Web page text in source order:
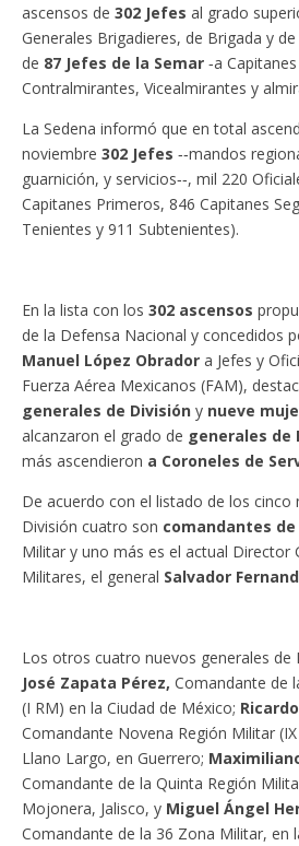
ascensos de 302 Jefes al grado
Generales Brigadieres, de Brigada y
de 87 Jefes de la Semar ‑a
Contralmirantes, Vicealmirantes y
La Sedena informó que en total
noviembre 302 Jefes ‑‑mandos
guarnición, y servicios‑‑, mil 220
Capitanes Primeros, 846 Capitanes
Tenientes y 911 Subtenientes).
En la lista con los 302 ascensos
de la Defensa Nacional y concedidos
Manuel López Obrador a Jefes y
Fuerza Aérea Mexicanos (FAM),
generales de División y nueve
alcanzaron el grado de generales de
más ascendieron a Coroneles de
De acuerdo con el listado de los cinco
División cuatro son comandantes de
Militar y uno más es el actual Director
Militares, el general Salvador
Los otros cuatro nuevos generales de
José Zapata Pérez, Comandante de
(I RM) en la Ciudad de México;
Comandante Novena Región Militar
Llano Largo, en Guerrero;
Comandante de la Quinta Región
Mojonera, Jalisco, y Miguel Ángel
Comandante de la 36 Zona Militar, en